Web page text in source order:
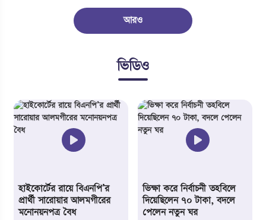
আরও
ভিডিও
হাইকোর্টের রায়ে বিএনপি’র
প্রার্থী সারোয়ার আলমগীরের
মনোনয়নপত্র বৈধ
ভিক্ষা করে নির্বাচনী তহবিলে
দিয়েছিলেন ৭০ টাকা, বদলে
পেলেন নতুন ঘর